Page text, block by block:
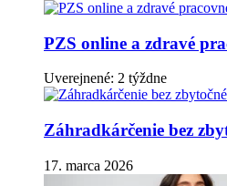
PZS online a zdravé
Uverejnené: 2 týždne
Záhradkárčenie bez
17. marca 2026